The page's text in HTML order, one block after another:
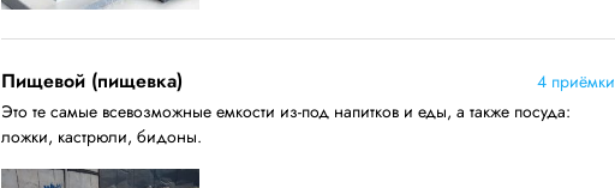
Пищевой (пищевка)
4 приёмки
Это те самые всевозможные емкости из-под напитков и еды, а также посуда:
ложки, кастрюли, бидоны.